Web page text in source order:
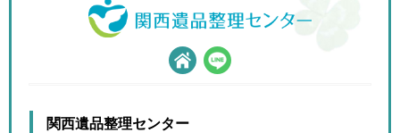
関西遺品整理センター